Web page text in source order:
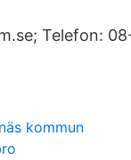
Telefon:
kommun